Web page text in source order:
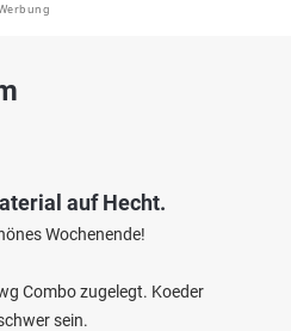
auf Hecht.
Wochenende!
Combo zugelegt. Koeder
sein.